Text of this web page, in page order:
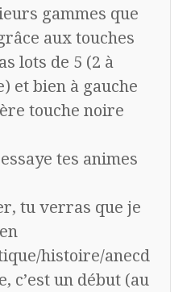
gammes que
aux touches
lots de 5 (2 à
et bien à gauche
touche noire
tes animes
tu verras que je
histoire/anecd
c’est un début (au